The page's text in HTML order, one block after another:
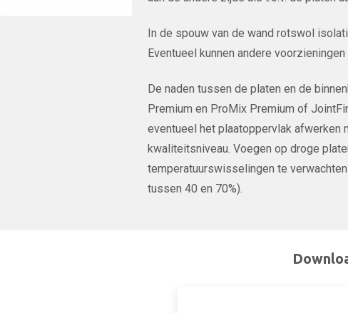
In de spouw van de wand rotswol
Eventueel kunnen andere
De naden tussen de platen en de
Premium en ProMix Premium of
eventueel het plaatoppervlak
kwaliteitsniveau. Voegen op droge
temperatuurswisselingen te
tussen 40 en 70%).